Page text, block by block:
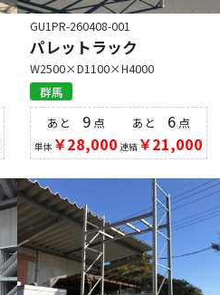
GU1PR-260408-001
パレットラック
W2500×D1100×H4000
群馬
あと 9 点
単体 ￥28,000
あと 6点
連結￥21,000